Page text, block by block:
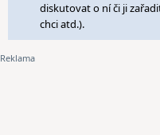
diskutovat o ní či ji
chci atd.).